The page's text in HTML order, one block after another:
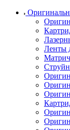
Ленты